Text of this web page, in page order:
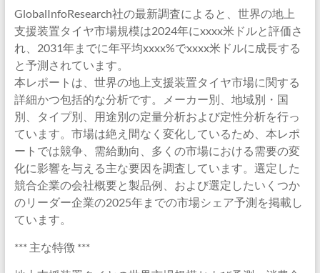
GlobalInfoResearch社の最新調査によると、世界の地上
支援装置タイヤ市場規模は2024年にxxxx米ドルと評価さ
れ、2031年までに年平均xxxx%でxxxx米ドルに成長する
と予測されています。
本レポートは、世界の地上支援装置タイヤ市場に関する
詳細かつ包括的な分析です。メーカー別、地域別・国
別、タイプ別、用途別の定量分析および定性分析を行っ
ています。市場は絶え間なく変化しているため、本レポ
ートでは競争、需給動向、多くの市場における需要の変
化に影響を与える主な要因を調査しています。選定した
競合企業の会社概要と製品例、および選定したいくつか
のリーダー企業の2025年までの市場シェア予測を掲載し
ています。
*** 主な特徴 ***